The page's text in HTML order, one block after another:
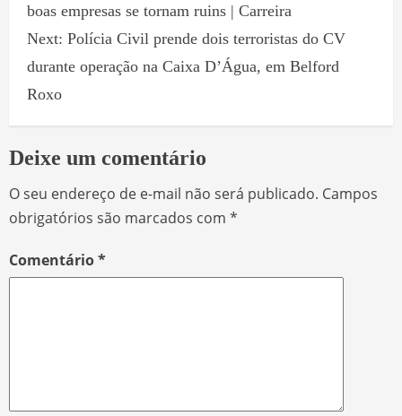
boas empresas se tornam ruins | Carreira
Next: Polícia Civil prende dois terroristas do CV
durante operação na Caixa D’Água, em Belford
Roxo
Deixe um comentário
O seu endereço de e-mail não será publicado. Campos
obrigatórios são marcados com *
Comentário*